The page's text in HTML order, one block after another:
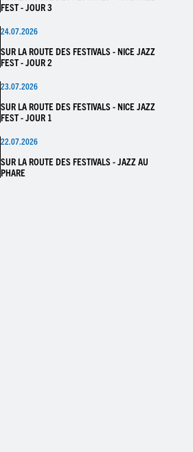
FEST - JOUR 3
24.07.2026
SUR LA ROUTE DES FESTIVALS - NICE JAZZ
FEST - JOUR 2
23.07.2026
SUR LA ROUTE DES FESTIVALS - NICE JAZZ
FEST - JOUR 1
22.07.2026
SUR LA ROUTE DES FESTIVALS - JAZZ AU
PHARE